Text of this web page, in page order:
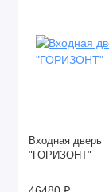
Входная дверь
"ГОРИЗОНТ"